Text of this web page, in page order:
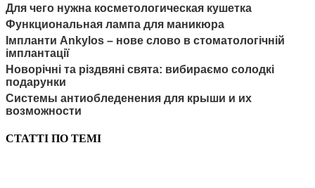
Для чего нужна косметологическая кушетка
Функциональная лампа для маникюра
Імпланти Ankylos – нове слово в стоматологічній
імплантації
Новорічні та різдвяні свята: вибираємо солодкі
подарунки
Системы антиобледенения для крыши и их
возможности
СТАТТІ ПО ТЕМІ